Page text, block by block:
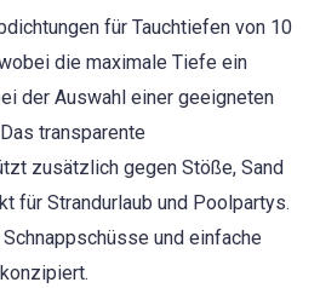
für Tauchtiefen von 10
die maximale Tiefe ein
der Auswahl einer geeigneten
transparente
zusätzlich gegen Stöße, Sand
für Strandurlaub und Poolpartys.
und einfache